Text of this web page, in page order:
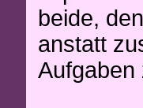
beide,
anstatt
Aufgaben